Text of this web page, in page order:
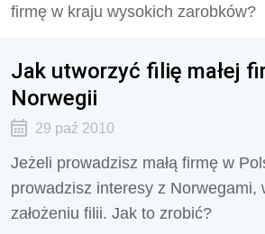
firmę w kraju wysokich zarobków?
Jak utworzyć filię małej
Norwegii
29 paź 2010
Jeżeli prowadzisz małą firmę w
prowadzisz interesy z Norwegami,
założeniu filii. Jak to zrobić?